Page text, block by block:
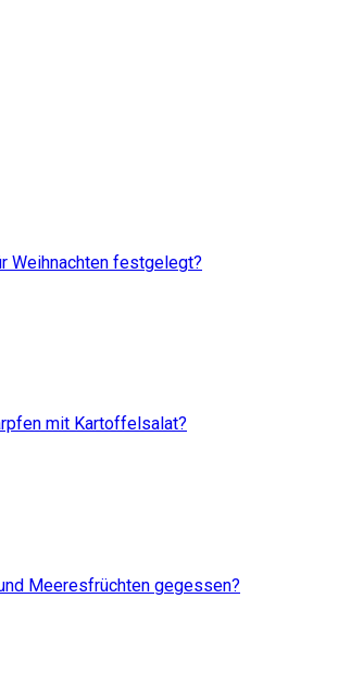
Weihnachten festgelegt?
mit Kartoffelsalat?
Meeresfrüchten gegessen?